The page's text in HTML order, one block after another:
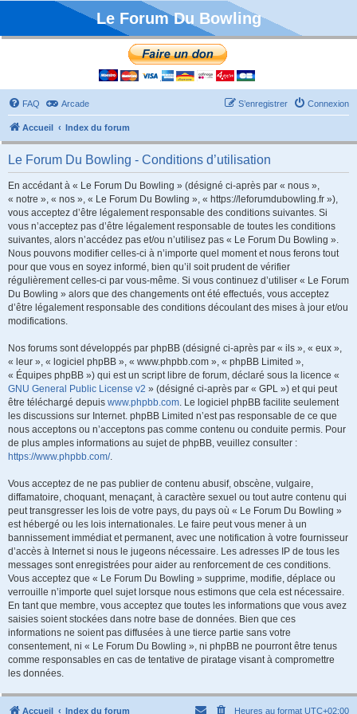
Le Forum Du Bowling
FAQ Arcade Connexion
S’enregistrer
Accueil Index du forum
Le Forum Du Bowling - Conditions d’utilisation
En accédant à « Le Forum Du Bowling » (désigné ci-après par « nous »,
« notre », « nos », « Le Forum Du Bowling », « https://leforumdubowling.fr »),
vous acceptez d’être légalement responsable des conditions suivantes. Si
vous n’acceptez pas d’être légalement responsable de toutes les conditions
suivantes, alors n’accédez pas et/ou n’utilisez pas « Le Forum Du Bowling ».
Nous pouvons modifier celles-ci à n’importe quel moment et nous ferons tout
pour que vous en soyez informé, bien qu’il soit prudent de vérifier
régulièrement celles-ci par vous-même. Si vous continuez d’utiliser « Le Forum
Du Bowling » alors que des changements ont été effectués, vous acceptez
d’être légalement responsable des conditions découlant des mises à jour et/ou
modifications.
Nos forums sont développés par phpBB (désigné ci-après par « ils », « eux »,
« leur », « logiciel phpBB », « www.phpbb.com », « phpBB Limited »,
« Équipes phpBB ») qui est un script libre de forum, déclaré sous la licence «
GNU General Public License v2 » (désigné ci-après par « GPL ») et qui peut
être téléchargé depuis www.phpbb.com. Le logiciel phpBB facilite seulement
les discussions sur Internet. phpBB Limited n’est pas responsable de ce que
nous acceptons ou n’acceptons pas comme contenu ou conduite permis. Pour
de plus amples informations au sujet de phpBB, veuillez consulter :
https://www.phpbb.com/.
Vous acceptez de ne pas publier de contenu abusif, obscène, vulgaire,
diffamatoire, choquant, menaçant, à caractère sexuel ou tout autre contenu qui
peut transgresser les lois de votre pays, du pays où « Le Forum Du Bowling »
est hébergé ou les lois internationales. Le faire peut vous mener à un
bannissement immédiat et permanent, avec une notification à votre fournisseur
d’accès à Internet si nous le jugeons nécessaire. Les adresses IP de tous les
messages sont enregistrées pour aider au renforcement de ces conditions.
Vous acceptez que « Le Forum Du Bowling » supprime, modifie, déplace ou
verrouille n’importe quel sujet lorsque nous estimons que cela est nécessaire.
En tant que membre, vous acceptez que toutes les informations que vous avez
saisies soient stockées dans notre base de données. Bien que ces
informations ne soient pas diffusées à une tierce partie sans votre
consentement, ni « Le Forum Du Bowling », ni phpBB ne pourront être tenus
comme responsables en cas de tentative de piratage visant à compromettre
les données.
Accueil Index du forum Heures au format UTC+02:00